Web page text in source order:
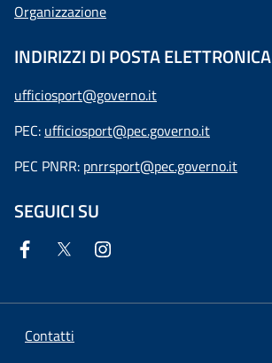
Organizzazione
INDIRIZZI DI POSTA ELETTRONICA
ufficiosport@governo.it
PEC: ufficiosport@pec.governo.it
PEC PNRR: pnrrsport@pec.governo.it
SEGUICI SU
Contatti